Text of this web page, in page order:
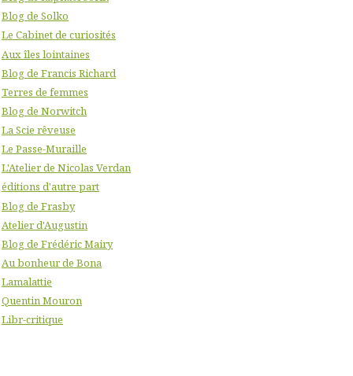
Blog de Solko
Le Cabinet de curiosités
Aux îles lointaines
Blog de Francis Richard
Terres de femmes
Blog de Norwitch
La Scie rêveuse
Le Passe-Muraille
L'Atelier de Nicolas Verdan
éditions d'autre part
Blog de Frasby
Atelier d'Augustin
Blog de Frédéric Mairy
Au bonheur de Bona
Lamalattie
Quentin Mouron
Libr-critique